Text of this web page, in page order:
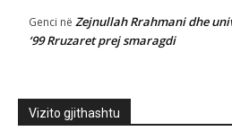
Genci në Zejnullah Rrahmani dhe
‘99 Rruzaret prej smaragdi
Vizito gjithashtu